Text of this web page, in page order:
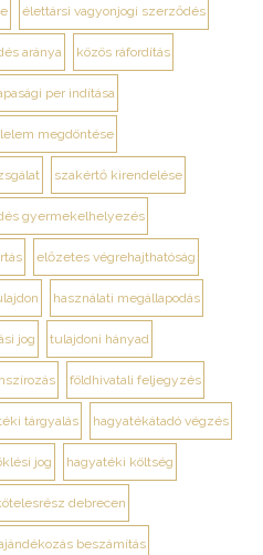
élettársi vagyonjogi szerződés
aránya közös ráfordítás
per indítása
megdöntése
szakértő kirendelése
gyermekelhelyezés
előzetes végrehajthatóság
használati megállapodás
jog tulajdoni hányad
földhivatali feljegyzés
tárgyalás hagyatékátadó végzés
jog hagyatéki költség
debrecen
beszámítás